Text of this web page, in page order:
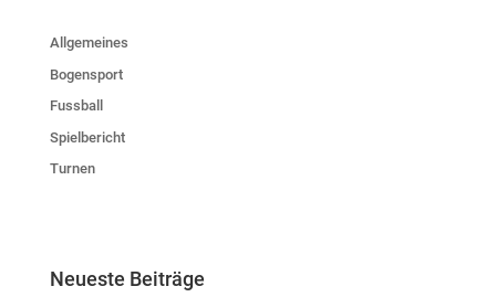
Allgemeines
Bogensport
Fussball
Spielbericht
Turnen
Neueste Beiträge